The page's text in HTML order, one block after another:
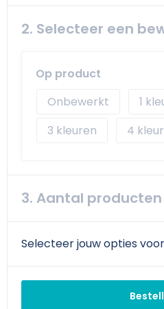
2. Selecteer een
Op product
Onbewerkt
1
3
4
3. Aantal producten
Selecteer jouw opties